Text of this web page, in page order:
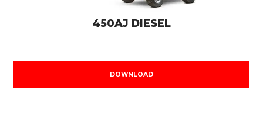
450AJ DIESEL
DOWNLOAD